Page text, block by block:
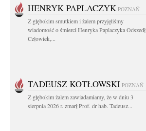
HENRYK PAPLACZYK POZNAŃ
Z głębokim smutkiem i żalem przyjęliśmy
wiadomość o śmierci Henryka Paplaczyka Odszedł
Człowiek,...
TADEUSZ KOTŁOWSKI POZNAŃ
Z głębokim żalem zawiadamiamy, że w dniu 3
sierpnia 2026 r. zmarł Prof. dr hab. Tadeusz...